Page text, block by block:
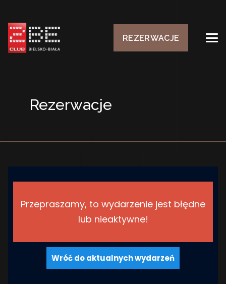
REZERWACJE
Rezerwacje
Przepraszamy, to wydarzenie jest błędne
lub nieaktywne!
Wróć do aktualnych wydarzeń